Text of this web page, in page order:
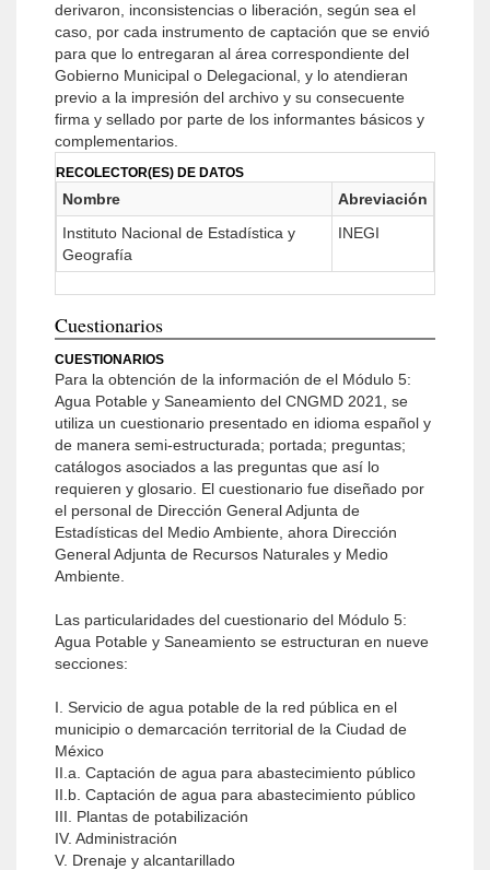
derivaron, inconsistencias o liberación, según sea el
caso, por cada instrumento de captación que se envió
para que lo entregaran al área correspondiente del
Gobierno Municipal o Delegacional, y lo atendieran
previo a la impresión del archivo y su consecuente
firma y sellado por parte de los informantes básicos y
complementarios.
RECOLECTOR(ES) DE DATOS
Nombre
Abreviación
Instituto Nacional de Estadística y
Geografía
INEGI
Cuestionarios
CUESTIONARIOS
Para la obtención de la información de el Módulo 5:
Agua Potable y Saneamiento del CNGMD 2021, se
utiliza un cuestionario presentado en idioma español y
de manera semi-estructurada; portada; preguntas;
catálogos asociados a las preguntas que así lo
requieren y glosario. El cuestionario fue diseñado por
el personal de Dirección General Adjunta de
Estadísticas del Medio Ambiente, ahora Dirección
General Adjunta de Recursos Naturales y Medio
Ambiente.
Las particularidades del cuestionario del Módulo 5:
Agua Potable y Saneamiento se estructuran en nueve
secciones:
I. Servicio de agua potable de la red pública en el
municipio o demarcación territorial de la Ciudad de
México
II.a. Captación de agua para abastecimiento público
II.b. Captación de agua para abastecimiento público
III. Plantas de potabilización
IV. Administración
V. Drenaje y alcantarillado